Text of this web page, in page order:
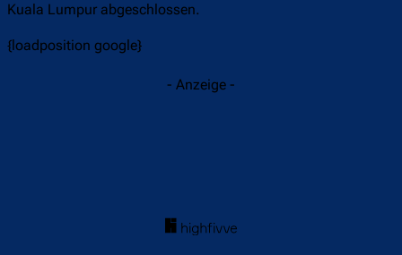
Kuala Lumpur abgeschlossen.
{loadposition google}
- Anzeige -